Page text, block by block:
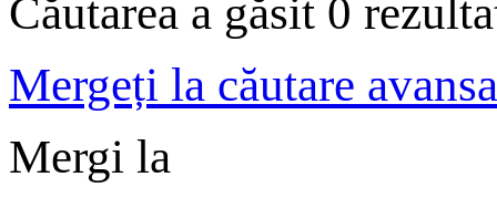
Căutarea a găsit 0
Mergeți la căutare
Mergi la